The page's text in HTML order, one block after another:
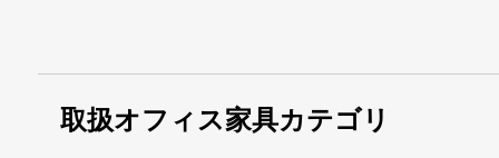
取扱オフィス家具カテゴリ